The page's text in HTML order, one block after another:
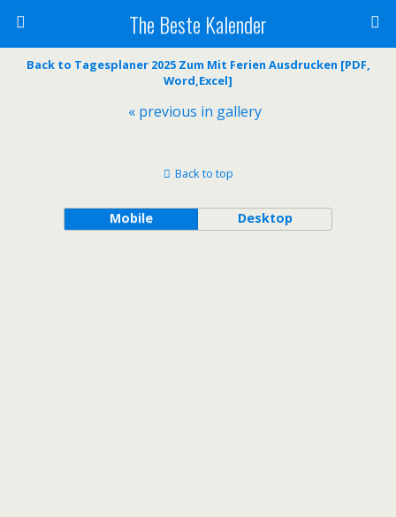
The Beste Kalender
Back to Tagesplaner 2025 Zum Mit Ferien Ausdrucken [PDF,
Word,Excel]
« previous in gallery
Back to top
Mobile Desktop